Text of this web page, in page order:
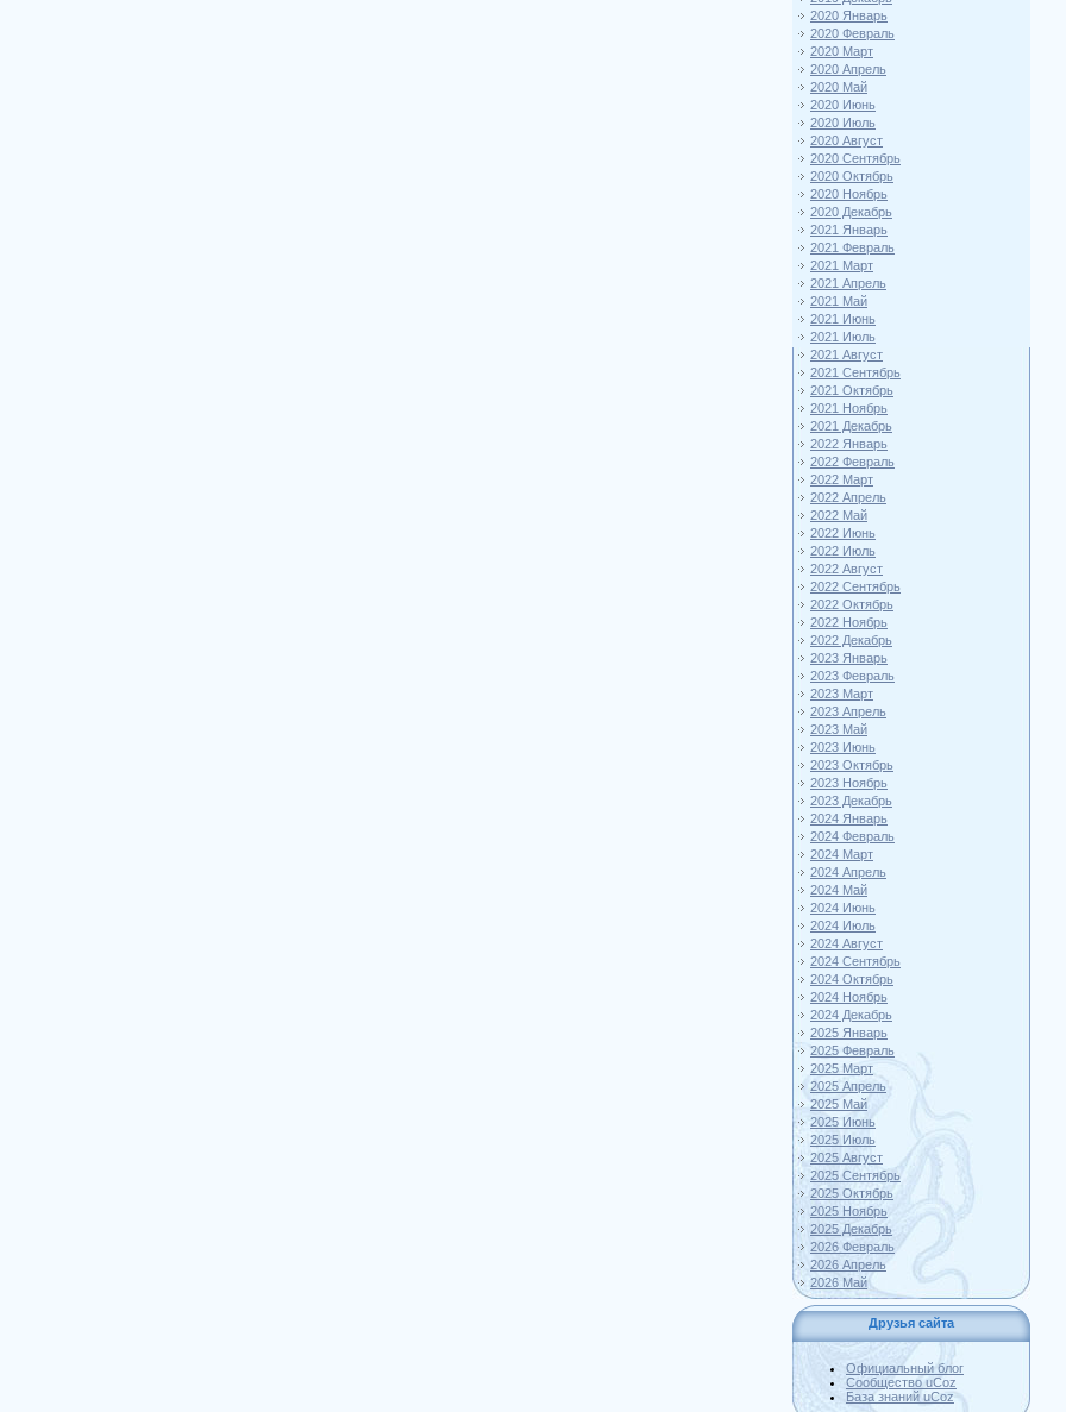
2020 Январь
2020 Февраль
2020 Март
2020 Апрель
2020 Май
2020 Июнь
2020 Июль
2020 Август
2020 Сентябрь
2020 Октябрь
2020 Ноябрь
2020 Декабрь
2021 Январь
2021 Февраль
2021 Март
2021 Апрель
2021 Май
2021 Июнь
2021 Июль
2021 Август
2021 Сентябрь
2021 Октябрь
2021 Ноябрь
2021 Декабрь
2022 Январь
2022 Февраль
2022 Март
2022 Апрель
2022 Май
2022 Июнь
2022 Июль
2022 Август
2022 Сентябрь
2022 Октябрь
2022 Ноябрь
2022 Декабрь
2023 Январь
2023 Февраль
2023 Март
2023 Апрель
2023 Май
2023 Июнь
2023 Октябрь
2023 Ноябрь
2023 Декабрь
2024 Январь
2024 Февраль
2024 Март
2024 Апрель
2024 Май
2024 Июнь
2024 Июль
2024 Август
2024 Сентябрь
2024 Октябрь
2024 Ноябрь
2024 Декабрь
2025 Январь
2025 Февраль
2025 Март
2025 Апрель
2025 Май
2025 Июнь
2025 Июль
2025 Август
2025 Сентябрь
2025 Октябрь
2025 Ноябрь
2025 Декабрь
2026 Февраль
2026 Апрель
2026 Май
Друзья сайта
Официальный блог
Сообщество uCoz
База знаний uCoz